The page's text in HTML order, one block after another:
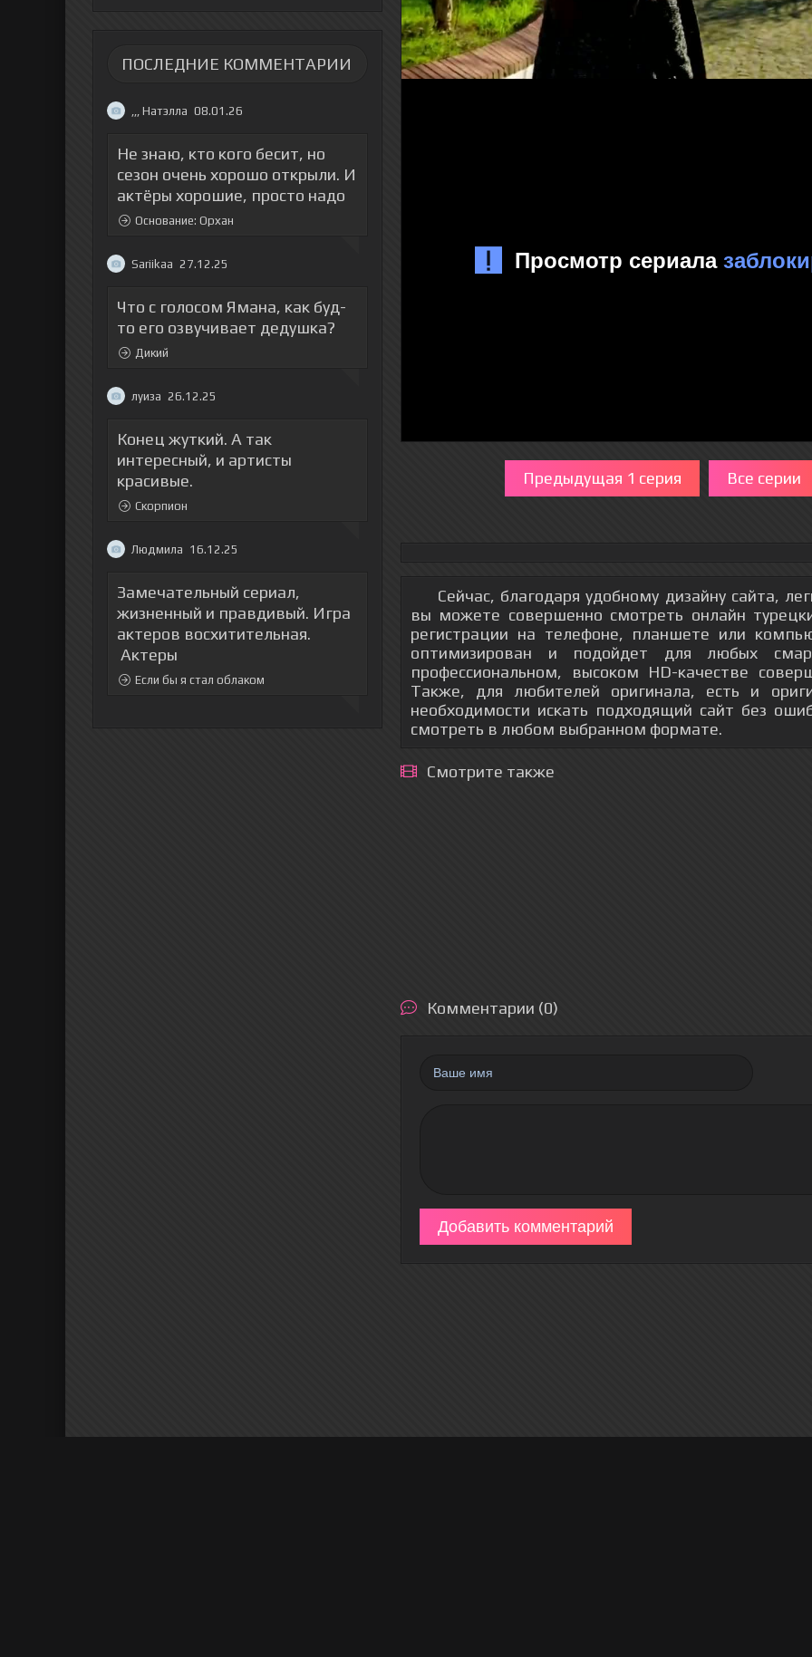
ПОСЛЕДНИЕ КОММЕНТАРИИ
,,, Натэлла 08.01.26
Не знаю, кто кого бесит, но
сезон очень хорошо открыли. И
актёры хорошие, просто надо
Основание: Орхан
Sariikaa 27.12.25
Что с голосом Ямана, как буд-
то его озвучивает дедушка?
Дикий
луиза 26.12.25
Конец жуткий. А так
интересный, и артисты
красивые.
Скорпион
Людмила 16.12.25
Замечательный сериал,
жизненный и правдивый. Игра
актеров восхитительная.
Актеры
Если бы я стал облаком
Предыдущая 1 серия Все серии
Сейчас, благодаря удобному дизайну сайта,
вы можете совершенно смотреть онлайн
регистрации на телефоне, планшете или
оптимизирован и подойдет для любых
профессиональном, высоком HD-качестве
Также, для любителей оригинала, есть и
необходимости искать подходящий сайт без
смотреть в любом выбранном формате.
Смотрите также
Комментарии (0)
Добавить комментарий